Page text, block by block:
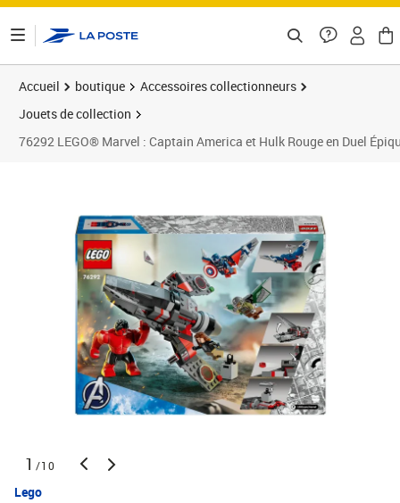
Accueil boutique
Accessoires collectionneurs
Jouets de collection
76292 LEGO® Marvel : Captain America et Hulk Rouge en Duel
1 /10
Lego